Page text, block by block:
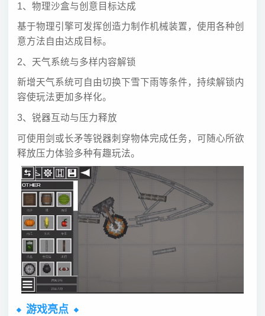
1、物理沙盒与创意目标达成
基于物理引擎可发挥创造力制作机械装置，使用各种创
意方法自由达成目标。
2、天气系统与多样内容解锁
新增天气系统可自由切换下雪下雨等条件，持续解锁内
容使玩法更加多样化。
3、锐器互动与压力释放
可使用剑或长矛等锐器刺穿物体完成任务，可随心所欲
释放压力体验多种有趣玩法。
游戏亮点